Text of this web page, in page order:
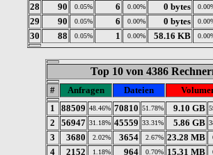
28 90 0.05% 6 0.00% 0 bytes
29 90 0.05% 6 0.00% 0 bytes
30 88 0.05% 1 0.00% 58.16 KB
Top 10 von 4386
# Anfragen Dateien
1
88509 48.46% 70810 51.78% 9.10 GB
2 56947 31.18% 45559 33.31% 5.86 GB
3 3680 2.02% 3654 2.67% 23.28 MB
4 2152 1.18% 964 0.70% 15.31 MB